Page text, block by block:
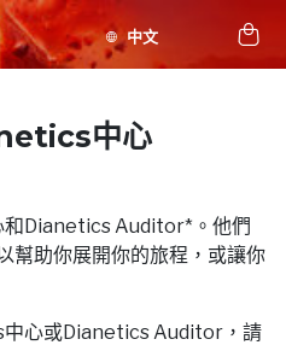
中心
Dianetics Auditor*。他們
幫助你展開你的旅程，或讓你
心或Dianetics Auditor，請